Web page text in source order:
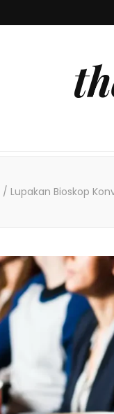
/ Lupakan Bioskop